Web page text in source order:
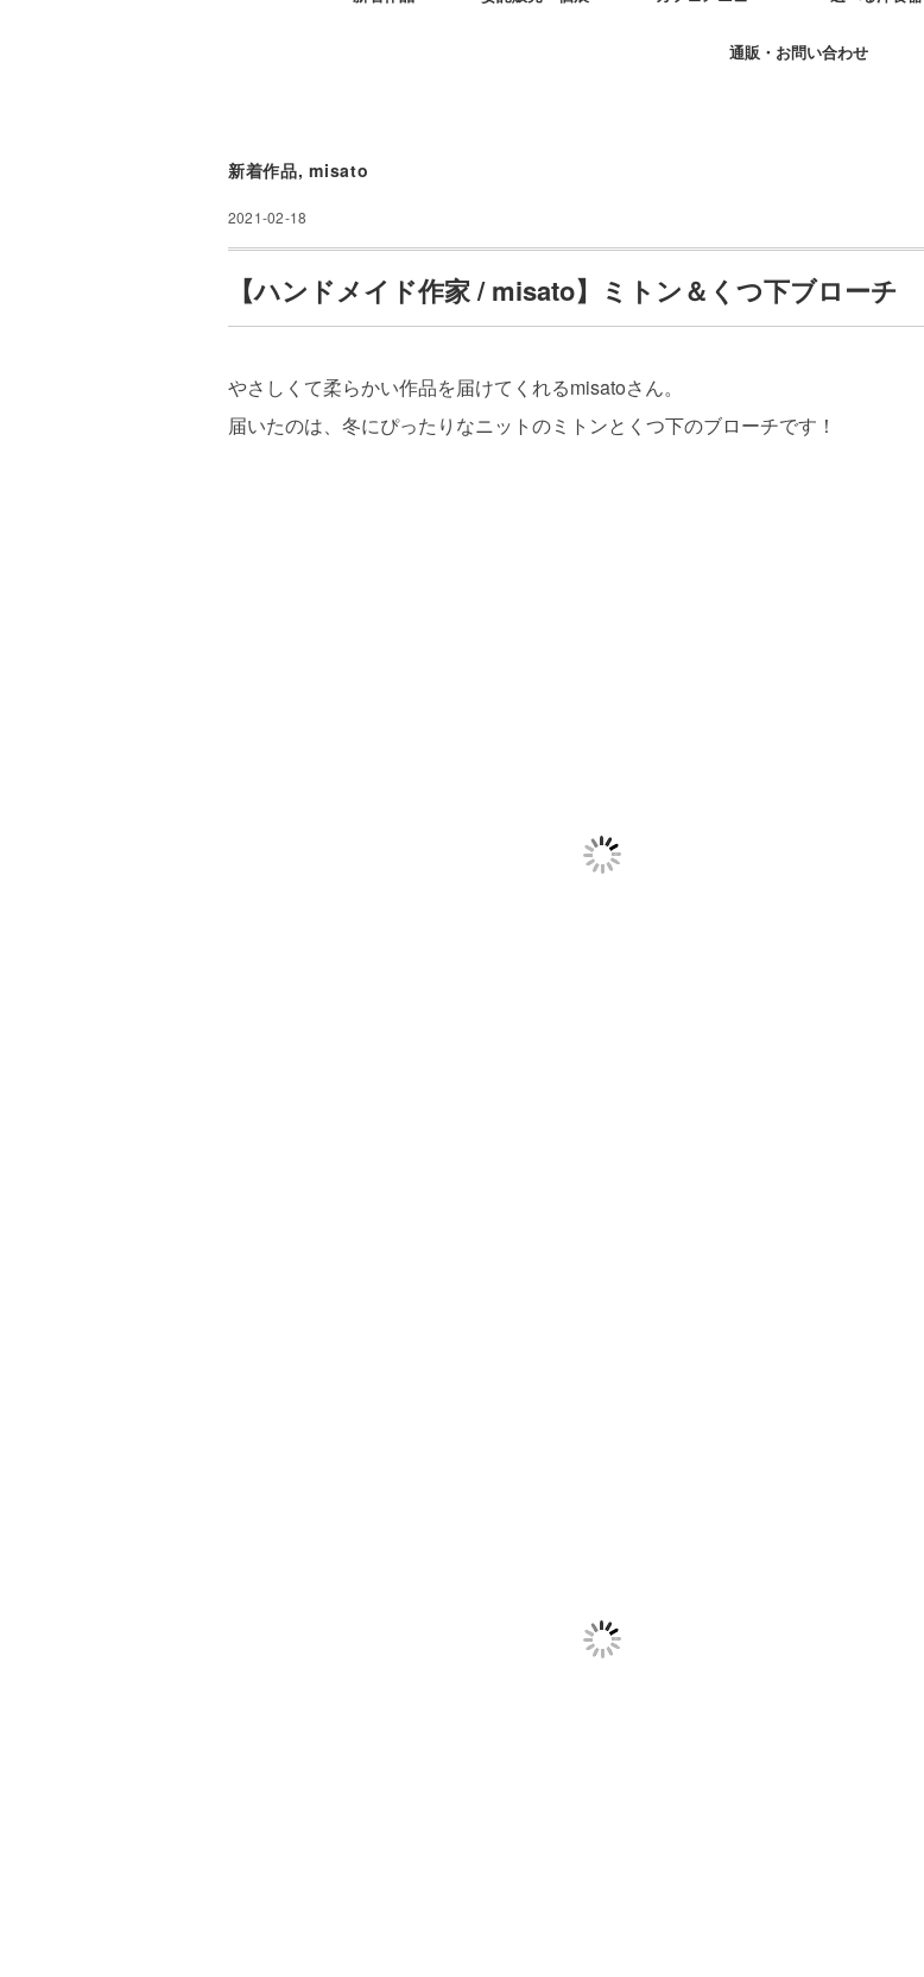
通販・お問い合わせ
新着作品,misato
2021-02-18
【ハンドメイド作家 / misato】ミトン＆くつ下ブローチ
やさしくて柔らかい作品を届けてくれるmisatoさん。
届いたのは、冬にぴったりなニットのミトンとくつ下のブローチです！